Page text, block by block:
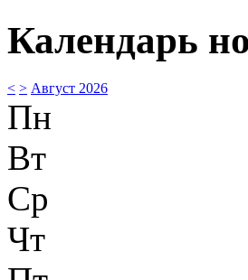
Календарь
< > Август 2026
Пн
Вт
Ср
Чт